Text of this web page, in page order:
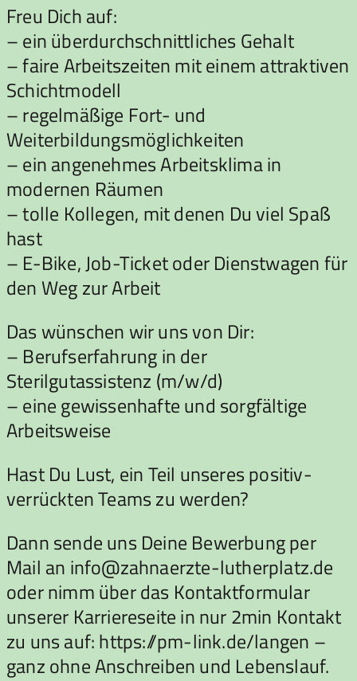
Freu Dich auf:
– ein überdurchschnittliches Gehalt
– faire Arbeitszeiten mit einem attraktiven
Schichtmodell
– regelmäßige Fort- und
Weiterbildungsmöglichkeiten
– ein angenehmes Arbeitsklima in
modernen Räumen
– tolle Kollegen, mit denen Du viel Spaß
hast
– E-Bike, Job-Ticket oder Dienstwagen für
den Weg zur Arbeit
Das wünschen wir uns von Dir:
– Berufserfahrung in der
Sterilgutassistenz (m/w/d)
– eine gewissenhafte und sorgfältige
Arbeitsweise
Hast Du Lust, ein Teil unseres positiv-
verrückten Teams zu werden?
Dann sende uns Deine Bewerbung per
Mail an info@zahnaerzte-lutherplatz.de
oder nimm über das Kontaktformular
unserer Karriereseite in nur 2min Kontakt
zu uns auf: https://pm-link.de/langen –
ganz ohne Anschreiben und Lebenslauf.